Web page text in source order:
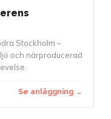
Stockholm –
och närproducerad
Se anläggning →